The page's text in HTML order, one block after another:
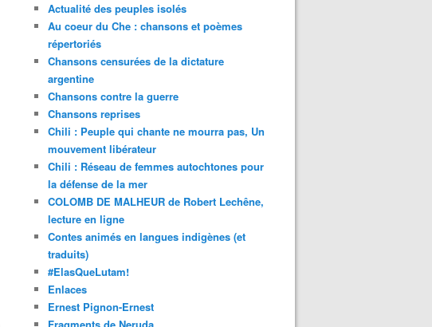
Actualité des peuples isolés
Au coeur du Che : chansons et poèmes
répertoriés
Chansons censurées de la dictature
argentine
Chansons contre la guerre
Chansons reprises
Chili : Peuple qui chante ne mourra pas, Un
mouvement libérateur
Chili : Réseau de femmes autochtones pour
la défense de la mer
COLOMB DE MALHEUR de Robert Lechêne,
lecture en ligne
Contes animés en langues indigènes (et
traduits)
#ElasQueLutam!
Enlaces
Ernest Pignon-Ernest